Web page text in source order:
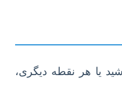
یا هر نقطه دیگری،